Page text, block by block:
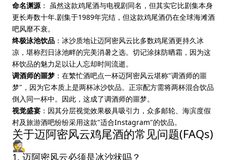
命名渊源： 虽然这款鸡尾酒与电视剧同名，但其实它比剧集本身
更长寿数十年.剧集于1989年完结，但这款鸡尾酒仍在全球海滩酒
吧风靡不衰。
终极泳池饮品 ：冰沙质地让迈阿密风云比多数鸡尾酒更持久冰
凉，堪称烈日泳池畔的完美消暑之选。切记涂抹防晒霜，因为这
杯饮品的魅力足以让人忘却时间流逝。
调酒师的噩梦 ：在繁忙酒吧点一杯迈阿密风云堪称"调酒师的噩
梦"，因为它本质上是两杯冰沙饮品。正宗配方需将两杯混合饮品
倒入同一杯中。因此，这成了调酒师的噩梦。
视觉盛宴 ：因其分层视觉效果极具吸引力，众多邮轮、海滨度假
村及旅游酒吧纷纷采用这款"适合Instagram"的饮品。
关于迈阿密风云鸡尾酒的常见问题(FAQs)
🕵️
1. 迈阿密风云必须是冰沙状吗？